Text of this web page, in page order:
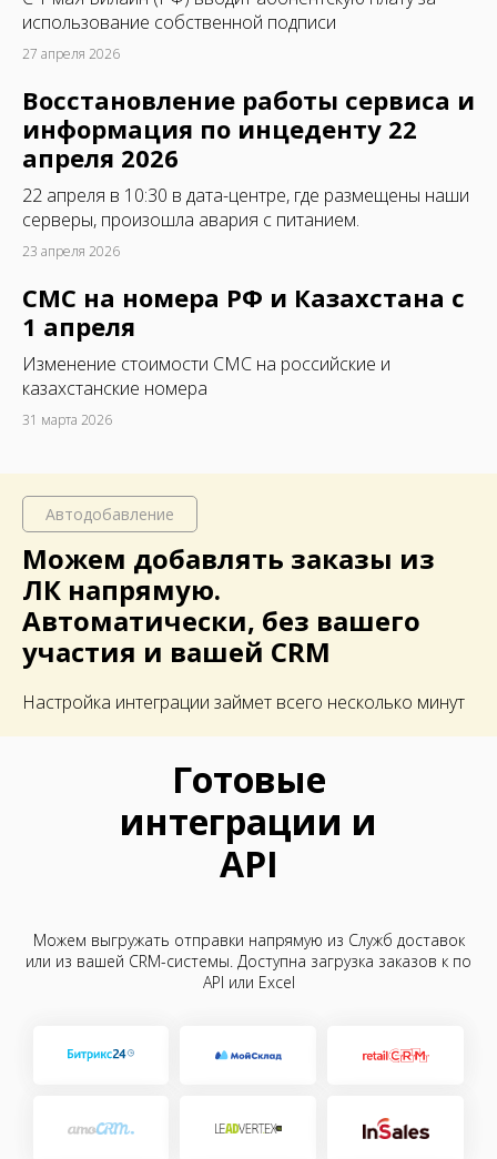
использование собственной подписи
27 апреля 2026
Восстановление работы сервиса и
информация по инцеденту 22
апреля 2026
22 апреля в 10:30 в дата-центре, где размещены наши
серверы, произошла авария с питанием.
23 апреля 2026
СМС на номера РФ и Казахстана с
1 апреля
Изменение стоимости СМС на российские и
казахстанские номера
31 марта 2026
Автодобавление
Можем добавлять заказы из
ЛК напрямую.
Автоматически, без вашего
участия и вашей CRM
Настройка интеграции займет всего несколько минут
Готовые
интеграции и
API
Можем выгружать отправки напрямую из Служб доставок
или из вашей CRM-системы. Доступна загрузка заказов к по
API или Excel